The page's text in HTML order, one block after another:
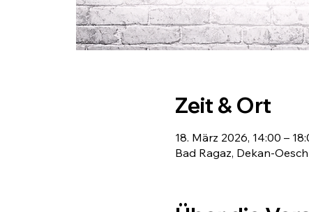
Zeit & Ort
18. März 2026, 14:00 –
Bad Ragaz, Dekan-